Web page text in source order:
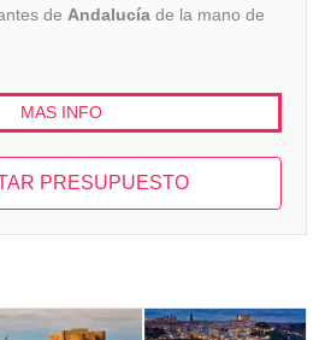
de Andalucía de la mano de
MAS INFO
PRESUPUESTO